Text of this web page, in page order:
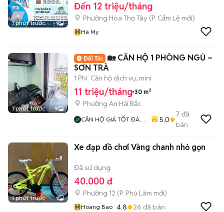
1 phút trước 1
Đến 12 triệu/tháng
Phường Hòa Thọ Tây (P. Cẩm Lệ mới)
HHà My
1 phút trước 9
🏡 CĂN HỘ 1 PHÒNG NGỦ –
SƠN TRÀ
1 PN Căn hộ dịch vụ, mini
11 triệu/tháng 30 m²
Phường An Hải Bắc
CĂN HỘ GIÁ TỐT ĐÀ
5.0
7 đã
bán
1 phút trước 1
Xe đạp đồ chơi Vàng chanh nhỏ gọn
Đã sử dụng
40.000 đ
Phường 12 (P. Phú Lâm mới)
HHoang Bao 4.8 26 đã bán